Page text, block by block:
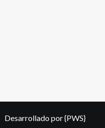
Desarrollado por{PWS}